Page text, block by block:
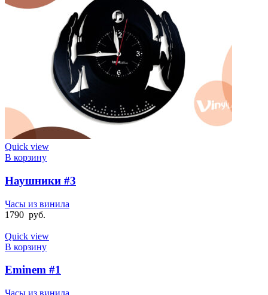
Quick view
В корзину
Наушники #3
Часы из винила
1790 руб.
Quick view
В корзину
Eminem #1